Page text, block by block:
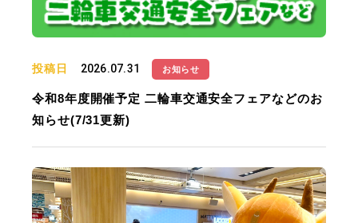
投稿日 2026.07.31 お知らせ
令和8年度開催予定 二輪車交通安全フェアなどのお
知らせ(7/31更新)